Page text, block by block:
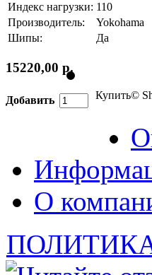
Индекс нагрузки: 110
Производитель:
Yokohama
Шипы:
Да
15220,00 р.
Добавить Купить©
О